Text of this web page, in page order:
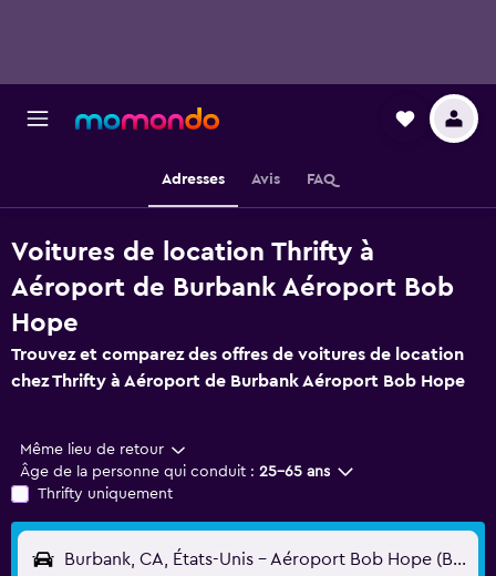
Adresses Avis FAQ
Voitures de location Thrifty à
Aéroport de Burbank Aéroport Bob
Hope
Trouvez et comparez des offres de voitures de location
chez Thrifty à Aéroport de Burbank Aéroport Bob Hope
Même lieu de retour
Âge de la personne qui conduit : 25-65 ans
Thrifty uniquement
Burbank, CA, États-Unis - Aéroport Bob Hope (BUR)